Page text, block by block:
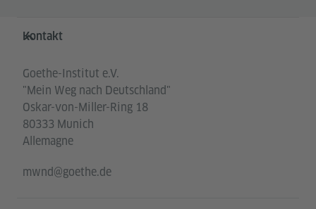
Service- und Informationsbereich
Kontakt
Goethe-Institut e.V.
"Mein Weg nach Deutschland"
Oskar-von-Miller-Ring 18
80333 Munich
Allemagne
mwnd@goethe.de